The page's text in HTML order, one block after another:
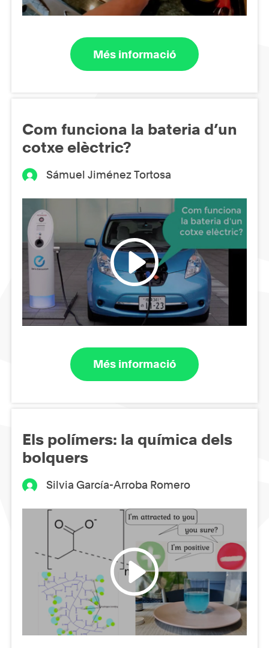
Més informació
Com funciona la bateria d’un
cotxe elèctric?
Sámuel Jiménez Tortosa
Més informació
Els polímers: la química dels
bolquers
Silvia García-Arroba Romero